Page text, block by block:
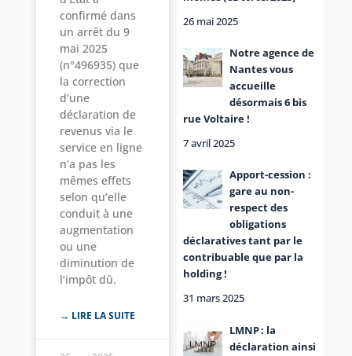
confirmé dans
un arrêt du 9
mai 2025
(n°496935) que
la correction
d’une
déclaration de
revenus via le
service en ligne
n’a pas les
mêmes effets
selon qu’elle
conduit à une
augmentation
ou une
diminution de
l’impôt dû.
→ LIRE LA SUITE
26 mai 2025
Notre agence de
Nantes vous
accueille
désormais 6 bis
rue Voltaire !
7 avril 2025
Apport-cession :
gare au non-
respect des
obligations
déclaratives tant par le
contribuable que par la
holding !
31 mars 2025
LMNP : la
déclaration ainsi